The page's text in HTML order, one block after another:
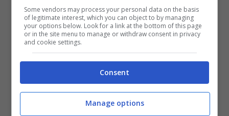
Questi traguardi hanno un sapore storico per
l’Italia, che è tornata ad ottenere due maglie
di classifica ad otto anni di distanza
dall’ultima volta. Nel 2016, infatti, furono
Vincenzo Nibali e Giacomo Nizzolo
alta la bandiera italiana: il siciliano conquistò
la maglia rosa vincendo il Giro d’Italia, mentre
Some vendors may process your personal data on the basis
of legitimate interest, which you can object to by managing
your options below. Look for a link at the bottom of this page
or in the site menu to manage or withdraw consent in privacy
and cookie settings.
Consent
Manage options